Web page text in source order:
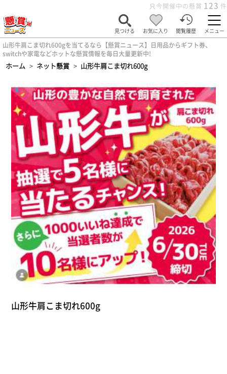
只今開催中の懸賞 123 件
見つける お気に入り 閲覧履歴 メニュー
山形牛肩こま切れ600gを当てるなら【懸賞ニュース】日用品からギフト券、
switchや家電などホットな懸賞情報を毎日大量更新中!
ホーム > ネット懸賞 > 山形牛肩こま切れ600g
山形牛肩こま切れ600g